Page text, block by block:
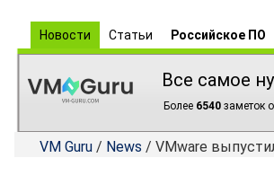
Новости Статьи Российское ПО
Все самое
Более 6540 заметок
VM Guru / News / VMware